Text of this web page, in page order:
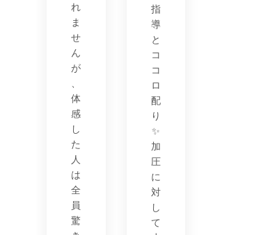
れ
ま
せ
ん
が
体
感
し
た
人
は
全
員
驚
指
導
と
コ
コ
ロ
配
り
✨
加
圧
に
対
し
て